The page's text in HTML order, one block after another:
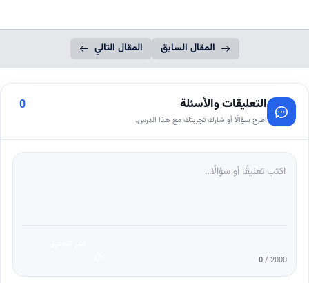
المقال السابق المقال التالي
التعليقات والأسئلة
اطرح سؤالًا أو شارك تجربتك مع هذا الدرس.
0
0/ 2000